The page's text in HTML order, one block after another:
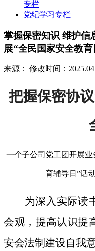
专栏
党纪学习专栏
掌握保密知识 维护信
展“全民国家安全教
来源： 修改时间：
把握保密协
一个子公司党工团开展
育辅导日”话
为深入实际读
会观，提高认识提
安会法制建设自我